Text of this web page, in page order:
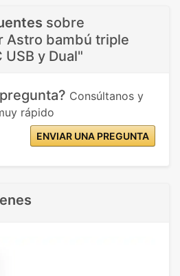
sobre
Astro bambú triple
y Dual"
Consúltanos y
rápido
ENVIAR UNA PREGUNTA